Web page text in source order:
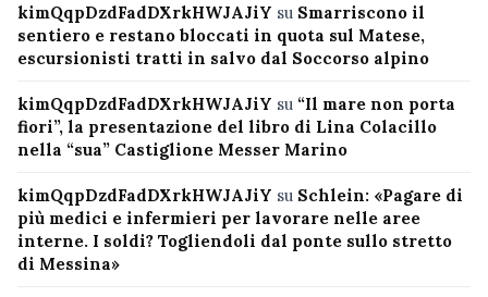
kimQqpDzdFadDXrkHWJAJiY su Smarriscono il
sentiero e restano bloccati in quota sul Matese,
escursionisti tratti in salvo dal Soccorso alpino
kimQqpDzdFadDXrkHWJAJiY su “Il mare non porta
fiori”, la presentazione del libro di Lina Colacillo
nella “sua” Castiglione Messer Marino
kimQqpDzdFadDXrkHWJAJiY su Schlein: «Pagare di
più medici e infermieri per lavorare nelle aree
interne. I soldi? Togliendoli dal ponte sullo stretto
di Messina»